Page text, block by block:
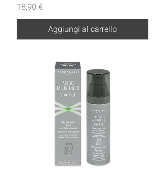
Prezzo
18,90 €
Aggiungi al carrello